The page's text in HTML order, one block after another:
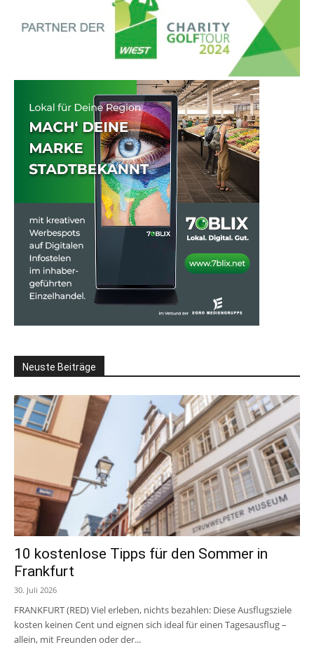
Neuste Beiträge
10 kostenlose Tipps für den Sommer in
Frankfurt
30. Juli 2026
FRANKFURT (RED) Viel erleben, nichts bezahlen: Diese Ausflugsziele
kosten keinen Cent und eignen sich ideal für einen Tagesausflug –
allein, mit Freunden oder der...